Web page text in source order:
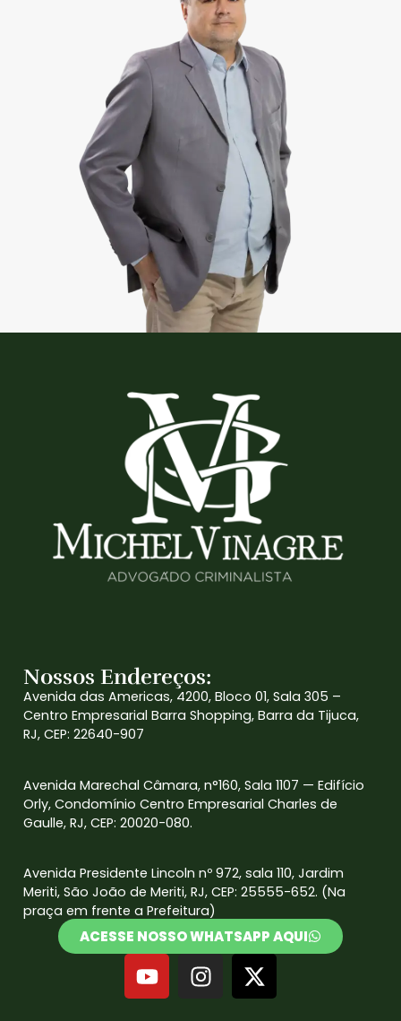
Nossos Endereços:
Avenida das Americas, 4200, Bloco 01, Sala 305 –
Centro Empresarial Barra Shopping, Barra da Tijuca,
RJ, CEP: 22640-907
Avenida Marechal Câmara, n°160, Sala 1107 — Edifício
Orly, Condomínio Centro Empresarial Charles de
Gaulle, RJ, CEP: 20020-080.
Avenida Presidente Lincoln nº 972, sala 110, Jardim
Meriti, São João de Meriti, RJ, CEP: 25555-652. (Na
praça em frente a Prefeitura)
ACESSE NOSSO WHATSAPP AQUI